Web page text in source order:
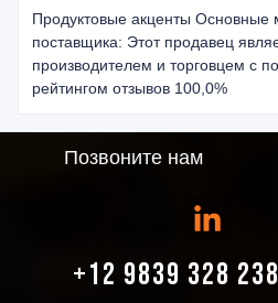
Продуктовые акценты Основные
поставщика: Этот продавец
производителем и торговцем с
рейтингом отзывов 100,0%
Позвоните нам
+12 9839 328 238